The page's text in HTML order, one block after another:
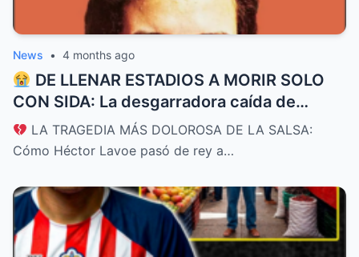
News • 4 months ago
DE LLENAR ESTADIOS A MORIR SOLO
CON SIDA: La desgarradora caída de
Héctor Lavoe, el Cantante de los
Cantantes
LA TRAGEDIA MÁS DOLOROSA DE LA SALSA:
Cómo Héctor Lavoe pasó de rey a…